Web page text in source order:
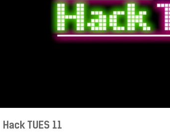
Hack TUES 11